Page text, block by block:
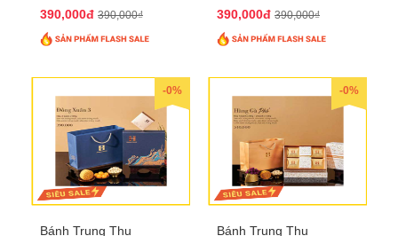
390,000đ 390,000₫ 390,000đ 390,000₫
-0%
Bánh Trung Thu
-0%
Bánh Trung Thu